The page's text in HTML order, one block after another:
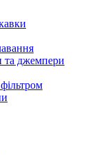
та джемпери